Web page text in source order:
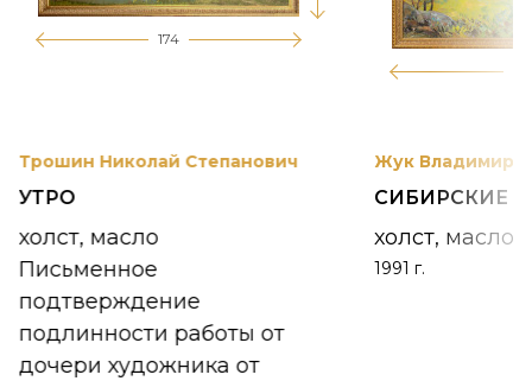
174
Трошин Николай Степанович
УТРО
холст, масло
Письменное
подтверждение
подлинности работы от
дочери художника от
Жук Владимир
СИБИРСКИЕ
холст, масло
1991 г.